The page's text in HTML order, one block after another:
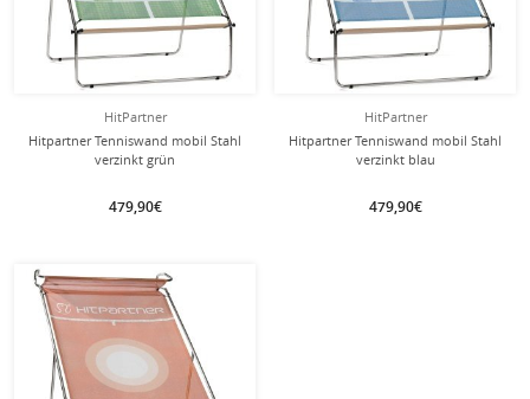
HitPartner
Hitpartner Tenniswand mobil Stahl
verzinkt grün
479,90€
HitPartner
Hitpartner Tenniswand mobil Stahl
verzinkt blau
479,90€